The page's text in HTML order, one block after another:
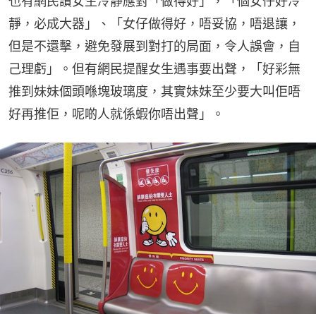
靜，必成大器」、「女仔做得好，唔妥協，唔退讓，
但是不還擊，避免發展到對打的局面，令人誤會，自
己理虧」。但有網民提醒女生遇事要出聲，「好彩無
推到妹妹個頭喺塊玻璃度，其實妹妹至少要大叫佢唔
好再推佢，呢啲人就係蝦你唔出聲」。